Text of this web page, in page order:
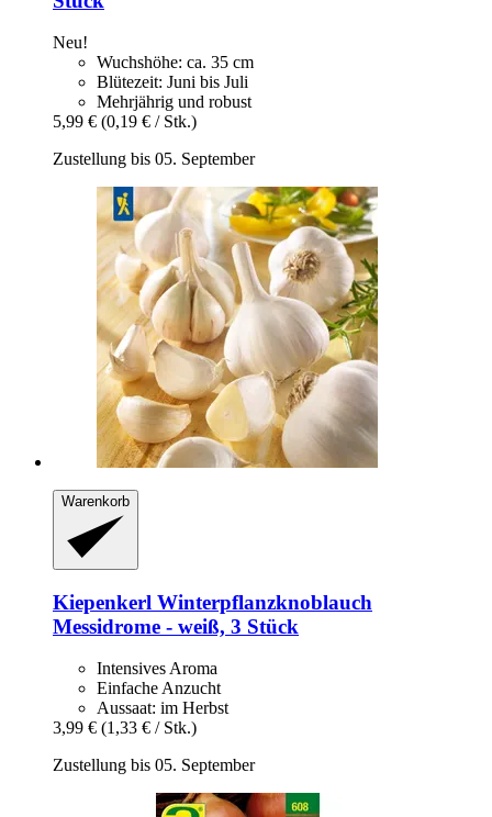
Neu!
Wuchshöhe: ca. 35 cm
Blütezeit: Juni bis Juli
Mehrjährig und robust
5,99 € (0,19 € / Stk.)
Zustellung bis 05. September
Warenkorb
Kiepenkerl Winterpflanzknoblauch
Messidrome -​ weiß, 3 Stück
Intensives Aroma
Einfache Anzucht
Aussaat: im Herbst
3,99 € (1,33 € / Stk.)
Zustellung bis 05. September